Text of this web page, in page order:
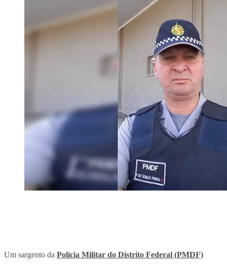
Um sargento da Polícia Militar do Distrito Federal (PMDF)